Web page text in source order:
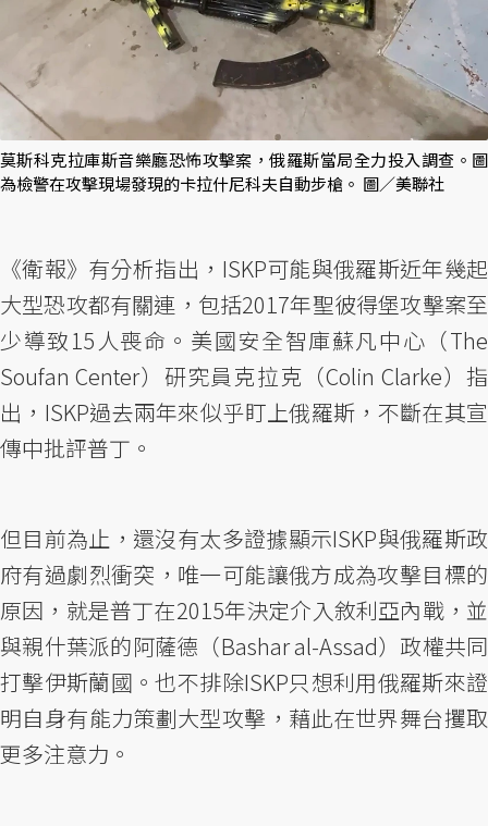
莫斯科克拉庫斯音樂廳恐怖攻擊案，俄羅斯當局全力投入調查。圖
為檢警在攻擊現場發現的卡拉什尼科夫自動步槍。 圖／美聯社
《衛報》有分析指出，ISKP可能與俄羅斯近年幾起
大型恐攻都有關連，包括2017年聖彼得堡攻擊案至
少導致15人喪命。美國安全智庫蘇凡中心（The
Soufan Center）研究員克拉克（Colin Clarke）指
出，ISKP過去兩年來似乎盯上俄羅斯，不斷在其宣
傳中批評普丁。
但目前為止，還沒有太多證據顯示ISKP與俄羅斯政
府有過劇烈衝突，唯一可能讓俄方成為攻擊目標的
原因，就是普丁在2015年決定介入敘利亞內戰，並
與親什葉派的阿薩德（Bashar al-Assad）政權共同
打擊伊斯蘭國。也不排除ISKP只想利用俄羅斯來證
明自身有能力策劃大型攻擊，藉此在世界舞台攫取
更多注意力。